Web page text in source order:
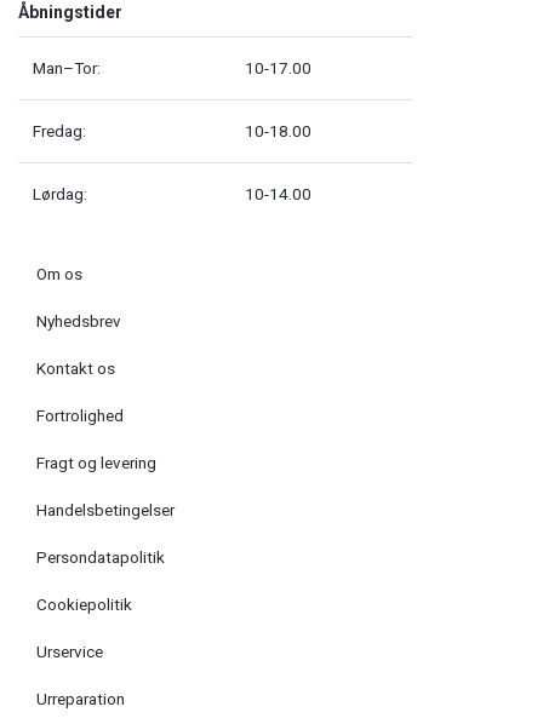
Åbningstider
Man–Tor: 10-17.00
Fredag: 10-18.00
Lørdag: 10-14.00
Om os
Nyhedsbrev
Kontakt os
Fortrolighed
Fragt og levering
Handelsbetingelser
Persondatapolitik
Cookiepolitik
Urservice
Urreparation